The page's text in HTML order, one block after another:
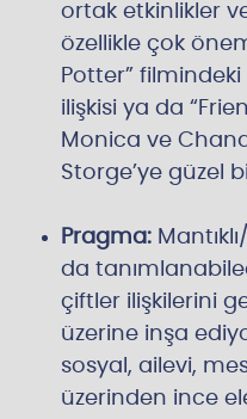
ortak etkinlikler
özellikle çok
Potter”
ilişkisi ya da
Monica ve
Storge’ye güzel
Pragma:
da
çiftler ilişkilerini
üzerine inşa
sosyal, ailevi,
üzerinden ince